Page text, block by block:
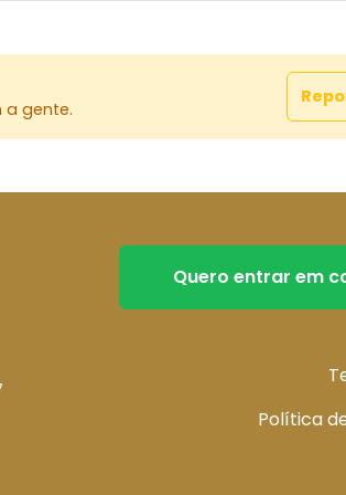
a gente.
Quero entrar em
Política